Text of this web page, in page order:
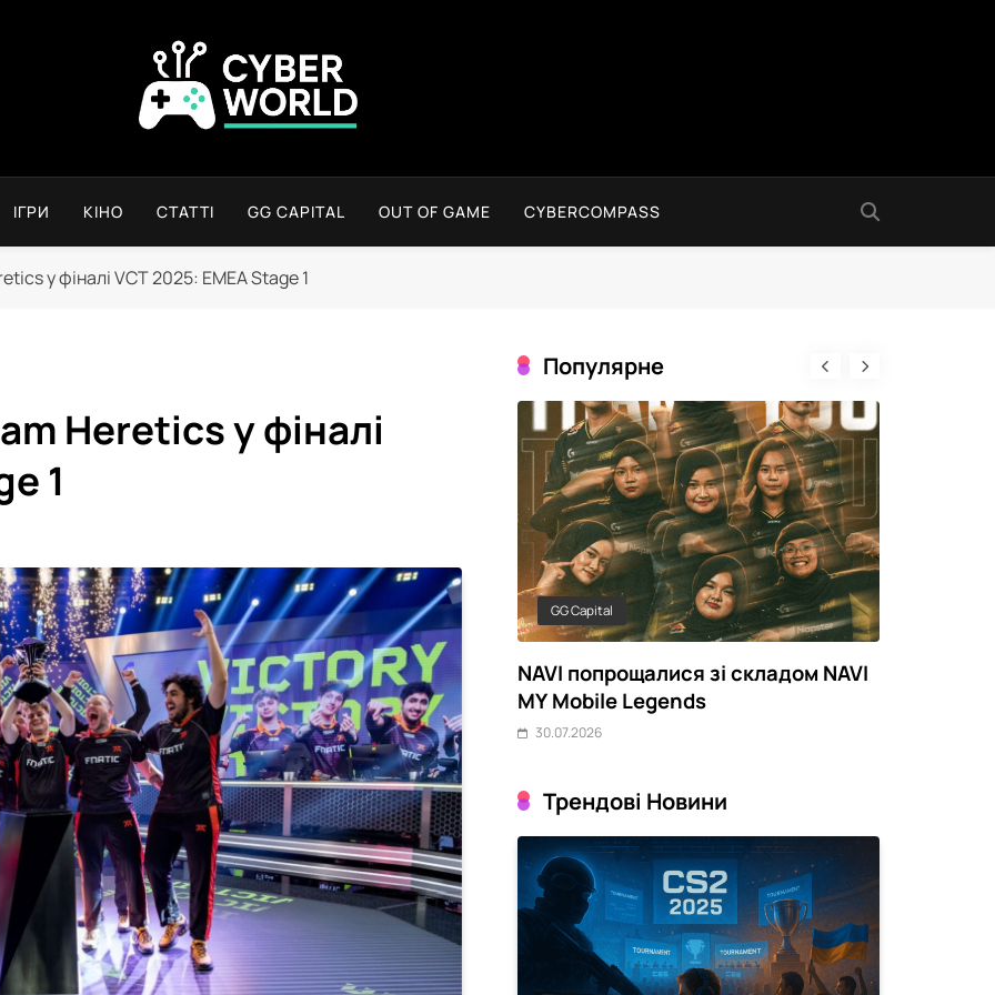
Сyber World
ІГРИ КІНО СТАТТІ GG CAPITAL OUT OF GAME CYBERCOMPASS
у фіналі VCT 2025: EMEA Stage 1
Heretics у фіналі
1
Популярне
2026
NRG здобули
Статті
Чому українська сцена CS2
переживає новий підйом
30.07.2026
GG Capital
NAVI попрощалися зі складом NAVI
MY Mobile Legends
30.07.2026
Трендові Новини